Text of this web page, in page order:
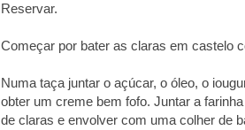
Reservar.
Começar por bater as claras em castelo
Numa taça juntar o açúcar, o óleo, o
obter um creme bem fofo. Juntar a
de claras e envolver com uma colher de